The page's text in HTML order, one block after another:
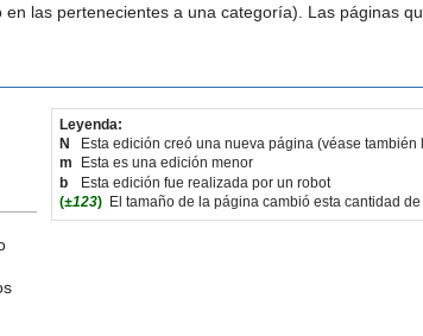
las pertenecientes a una categoría). Las páginas
Leyenda:
N
Esta edición creó una nueva página (véase también
m
Esta es una edición menor
b
Esta edición fue realizada por un robot
(±123) El tamaño de la página cambió esta cantidad